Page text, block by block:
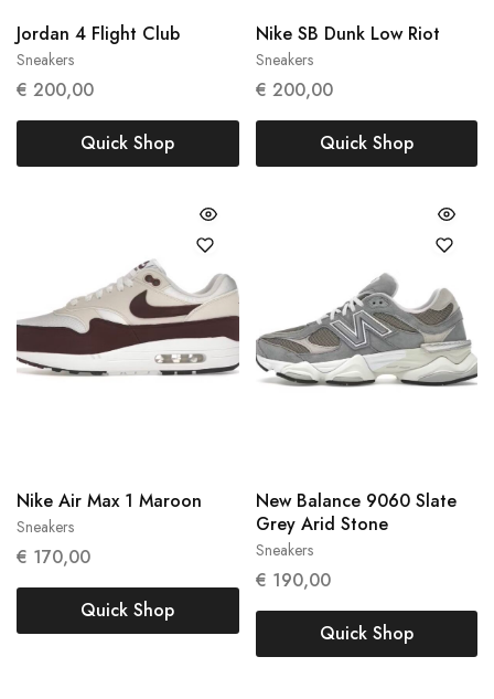
Sneakers
Jordan 4 Flight Club
€ 200,00
Quick Shop
Sneakers
Nike SB Dunk Low Riot
€ 200,00
Quick Shop
Sneakers
Nike Air Max 1 Maroon
€ 170,00
Quick Shop
Sneakers
New Balance 9060 Slate
Grey Arid Stone
€ 190,00
Quick Shop